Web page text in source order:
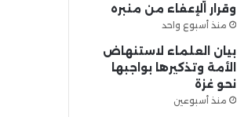
وقرار الإعفاء من منبره
منذ أسبوع واحد
بيان العلماء لاستنهاض
الأمة وتذكيرها بواجبها
نحو غزة
منذ أسبوعين